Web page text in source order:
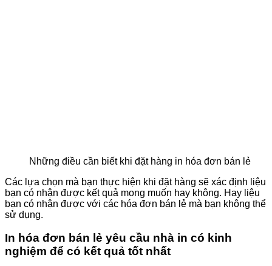
Những điều cần biết khi đặt hàng in hóa đơn bán lẻ
Các lựa chọn mà bạn thực hiện khi đặt hàng sẽ xác định liệu
bạn có nhận được kết quả mong muốn hay không. Hay liệu
bạn có nhận được với các hóa đơn bán lẻ mà bạn không thể
sử dụng.
In hóa đơn bán lẻ yêu cầu nhà in có kinh
nghiệm để có kết quả tốt nhất